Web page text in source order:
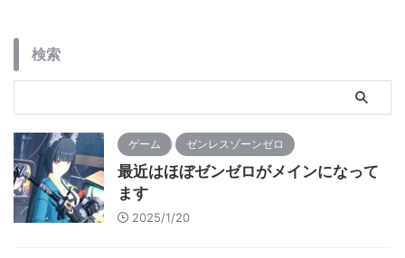
体・・・ RキャラをSSR+にし
ようと思ったらとんでもない
数のRキャラが必要なんですよ
イリー的なやつを色々とやっ
た後に、ミッション報酬やス
検索
ゲーム ゼンレスゾーンゼロ
最近はほぼゼンゼロがメインになって
ます
2025/1/20